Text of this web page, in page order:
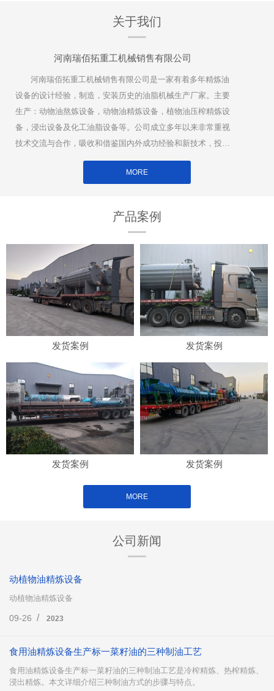
关于我们
河南瑞佰拓重工机械销售有限公司
河南瑞佰拓重工机械销售有限公司是一家有着多年精炼油
设备的设计经验，制造，安装历史的油脂机械生产厂家。主要
生产：动物油熬炼设备，动物油精炼设备，植物油压榨精炼设
备，浸出设备及化工油脂设备等。公司成立多年以来非常重视
技术交流与合作，吸收和借鉴国内外成功经验和新技术，投入
大量**用于新设备的研制和开发。
MORE
产品案例
发货案例 发货案例
发货案例 发货案例
MORE
公司新闻
动植物油精炼设备
动植物油精炼设备
09-26 / 2023
食用油精炼设备生产标一菜籽油的三种制油工艺
食用油精炼设备生产标一菜籽油的三种制油工艺是冷榨精炼、热榨精炼、
浸出精炼。本文详细介绍三种制油方式的步骤与特点。